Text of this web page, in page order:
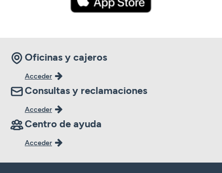
Oficinas y cajeros
Acceder
Consultas y reclamaciones
Acceder
Centro de ayuda
Acceder